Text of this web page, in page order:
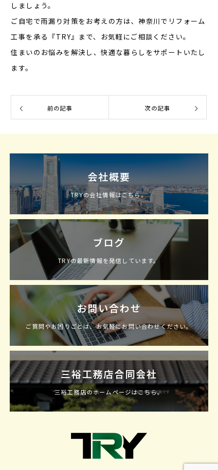
しましょう。
ご自宅で雨漏り対策をお考えの方は、神奈川でリフォーム
工事を承る『TRY』まで、お気軽にご相談ください。
住まいのお悩みを解決し、快適な暮らしをサポートいたし
ます。
前の記事 次の記事
会社概要
TRYの会社情報はこちら。
ブログ
TRYの最新情報を発信しています。
お問い合わせ
ご質問やお困りごとは、お気軽にお問い合わせください。
三裕工務店合同会社
三裕工務店のホームページはこちら。